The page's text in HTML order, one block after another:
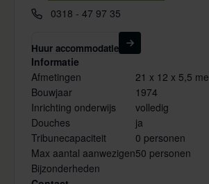
Telefoon0318 - 47 97 35
Huur accommodatie
Informatie
Afmetingen
21 x 12 x 5,5
Bouwjaar
1974
Inrichting onderwijs
volledig
Douches
ja
Tribunecapaciteit
0 personen
Max aantal aanwezigen50 personen
Bijzonderheden